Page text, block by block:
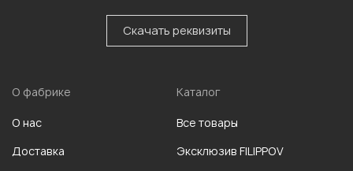
Скачать реквизиты
О фабрике
О нас
Доставка
Каталог
Все товары
Эксклюзив FILIPPOV